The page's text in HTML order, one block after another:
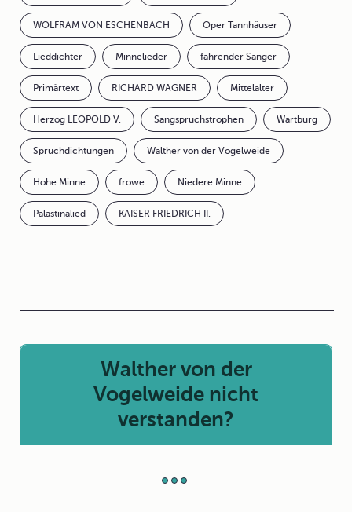
WOLFRAM VON ESCHENBACH Oper Tannhäuser
Lieddichter Minnelieder fahrender Sänger
Primärtext RICHARD WAGNER Mittelalter
Herzog LEOPOLD V. Sangspruchstrophen Wartburg
Spruchdichtungen Walther von der Vogelweide
Hohe Minne frowe Niedere Minne
Palästinalied KAISER FRIEDRICH II.
Walther von der
Vogelweide nicht
verstanden?